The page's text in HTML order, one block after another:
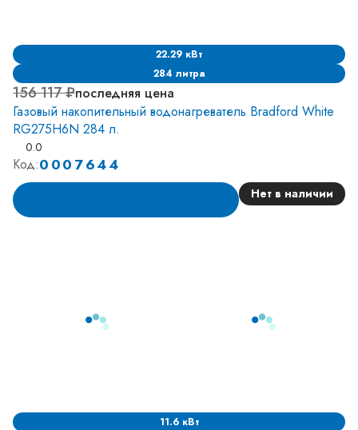
22.29 кВт
284 литра
156 117 ₽последняя цена
Газовый накопительный водонагреватель Bradford White
RG275H6N 284 л.
0.0
Код:0007644
Нет в наличии
11.6 кВт